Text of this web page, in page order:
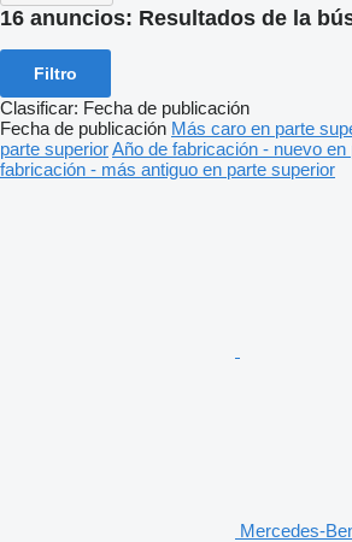
16 anuncios: Resultados de la
Filtro
Clasificar: Fecha de publicación
Fecha de publicación Más caro en parte
parte superiorAño de fabricación - nuevo en
fabricación - más antiguo en parte superior
Mercedes-